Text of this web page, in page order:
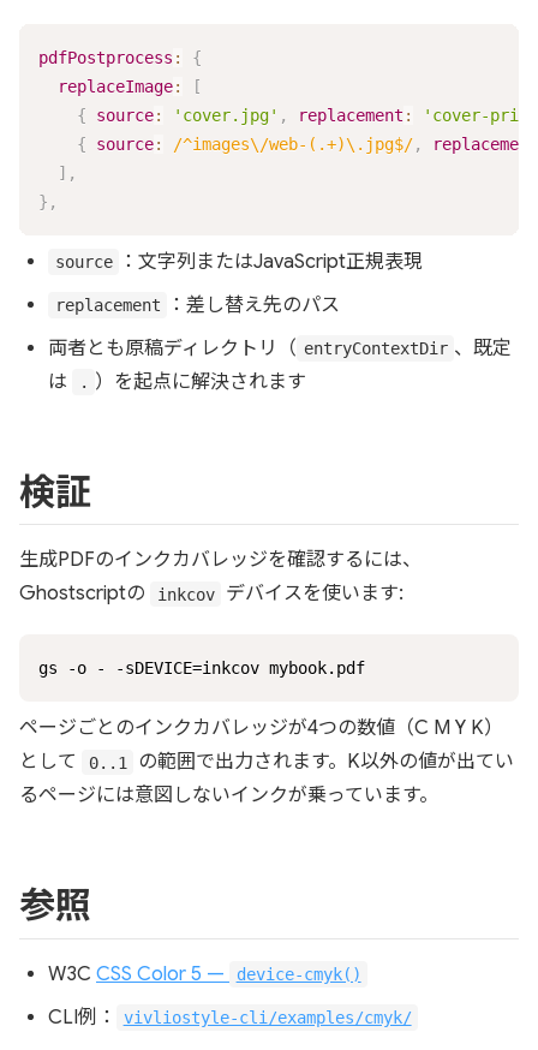
pdfPostprocess :
{
replaceImage:
[
{
source: 'cover.jpg' , replacement :
'cover-
{
source: /^images\/web-(.+)\.jpg$/,
replacement
] ,
} ,
source ：文字列またはJavaScript正規表現
replacement
：差し替え先のパス
両者とも原稿ディレクトリ（ entryContextDir 、既定
は
. ）を起点に解決されます
検証
生成PDFのインクカバレッジを確認するには、
Ghostscriptの
inkcov デバイスを使います:
gs -o - -sDEVICE=inkcov mybook.pdf
ページごとのインクカバレッジが4つの数値（C M Y K）
として
0..1
の範囲で出力されます。K以外の値が出てい
るページには意図しないインクが乗っています。
参照
W3C CSS Color 5 — device-cmyk()
CLI例： vivliostyle-cli/examples/cmyk/